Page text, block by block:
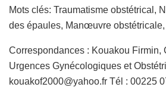
Mots clés: Traumatisme obstétrical,
des épaules, Manœuvre obstétricale,
Correspondances : Kouakou Firmin,
Urgences Gynécologiques et
kouakof2000@yahoo.fr Tél : 00225